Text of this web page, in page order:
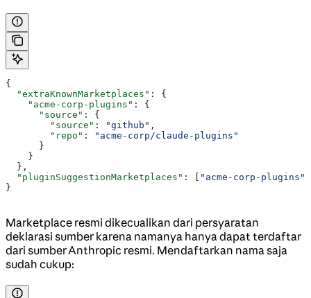
{
  "extraKnownMarketplaces"
: {
    "acme-corp-plugins"
: {
      "source"
: {
        "source"
: "github" ,
        "repo"
:
"acme-corp/claude-plugins"
      }
    }
  },
  "pluginSuggestionMarketplaces"
: [ "acme-corp-plugins"
}
Marketplace resmi dikecualikan dari persyaratan
deklarasi sumber karena namanya hanya dapat terdaftar
dari sumber Anthropic resmi. Mendaftarkan nama saja
sudah cukup: